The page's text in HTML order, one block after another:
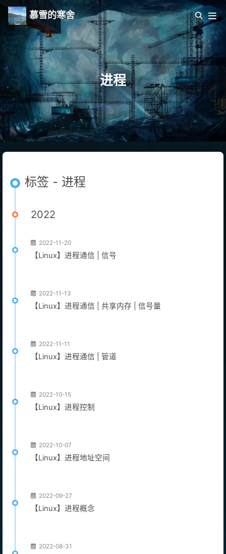
慕雪的寒舍
进程
标签 - 进程
2022
2022-11-20
【Linux】进程通信 | 信号
2022-11-13
【Linux】进程通信 | 共享内存 | 信号量
2022-11-11
【Linux】进程通信 | 管道
2022-10-15
【Linux】进程控制
2022-10-07
【Linux】进程地址空间
2022-09-27
【Linux】进程概念
2022-08-31